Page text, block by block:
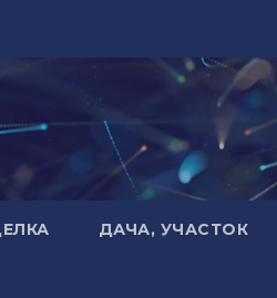
ДАЧА, УЧАСТОК